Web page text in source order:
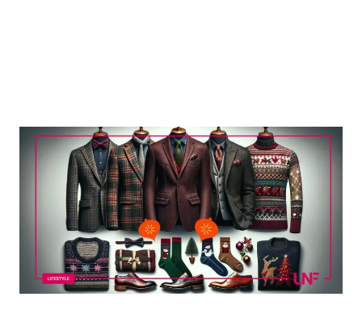
News Cinema
News Musica
News Spettacolo
News dal mondo
Benessere Cucina e Ricette